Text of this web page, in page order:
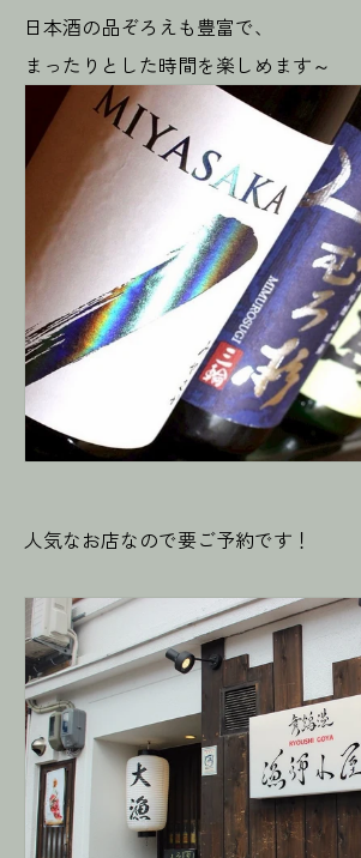
日本酒の品ぞろえも豊富で、
まったりとした時間を楽しめます～
人気なお店なので要ご予約です！